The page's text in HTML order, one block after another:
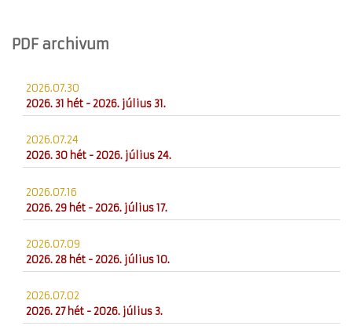
PDF archivum
2026.07.30
2026. 31 hét - 2026. július 31.
2026.07.24
2026. 30 hét - 2026. július 24.
2026.07.16
2026. 29 hét - 2026. július 17.
2026.07.09
2026. 28 hét - 2026. július 10.
2026.07.02
2026. 27 hét - 2026. július 3.